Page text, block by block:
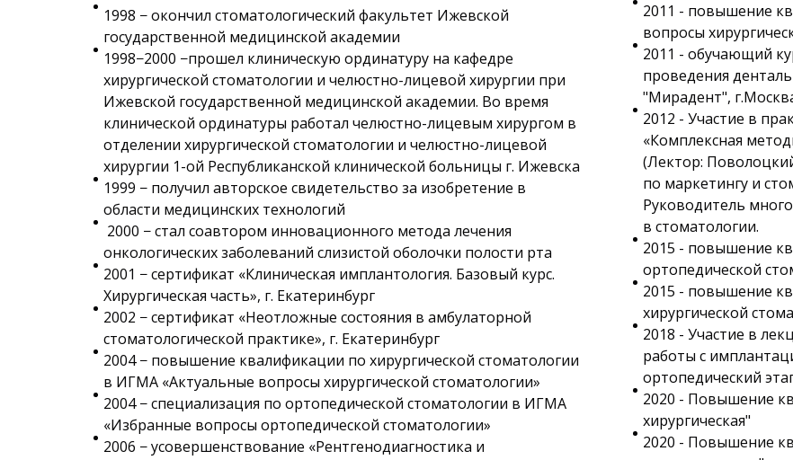
1998 − окончил стоматологический факультет Ижевской
государственной медицинской академии
1998−2000 −прошел клиническую ординатуру на кафедре
хирургической стоматологии и челюстно-лицевой хирургии при
Ижевской государственной медицинской академии. Во время
клинической ординатуры работал челюстно-лицевым хирургом в
отделении хирургической стоматологии и челюстно-лицевой
хирургии 1-ой Республиканской клинической больницы г. Ижевска
1999 − получил авторское свидетельство за изобретение в
области медицинских технологий
2000 − стал соавтором инновационного метода лечения
онкологических заболеваний слизистой оболочки полости рта
2001 − сертификат «Клиническая имплантология. Базовый курс.
Хирургическая часть», г. Екатеринбург
2002 − сертификат «Неотложные состояния в амбулаторной
стоматологической практике», г. Екатеринбург
2004 − повышение квалификации по хирургической стоматологии
в ИГМА «Актуальные вопросы хирургической стоматологии»
2004 − специализация по ортопедической стоматологии в ИГМА
«Избранные вопросы ортопедической стоматологии»
2006 − усовершенствование «Рентгенодиагностика и
2011 - повышение
вопросы
2011 - обучающий
проведения
"Мирадент",
2012 - Участие в
«Комплексная
(Лектор:
по маркетингу и
Руководитель
в стоматологии.
2015 - повышение
ортопедической
2015 - повышение
хирургической
2018 - Участие в
работы с
ортопедический
2020 - Повышение
хирургическая"
2020 - Повышение